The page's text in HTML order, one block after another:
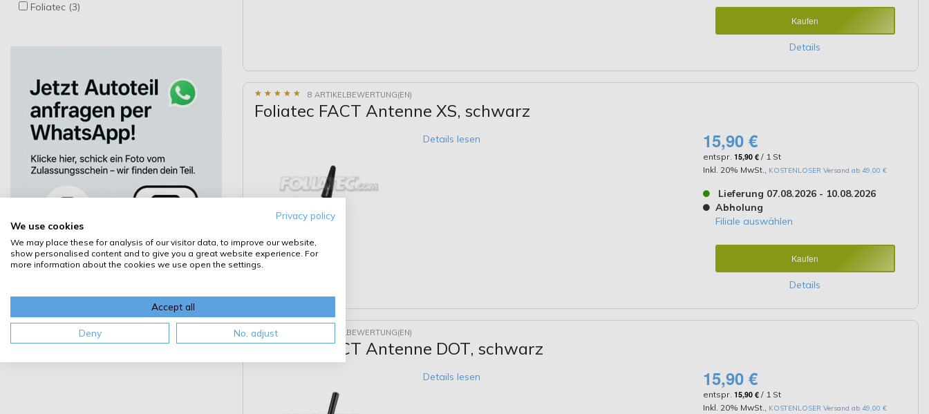
Kaufen
Details
★ ★ ★ ★ ★
★ ★ ★ ★ ★ 8 ARTIKELBEWERTUNG(EN)
Foliatec FACT Antenne XS, schwarz
Details lesen 15,90 €
entspr.15,90 € / 1 St
Inkl. 20% MwSt., KOSTENLOSER Versand ab 49,00 €
Lieferung 07.08.2026 - 10.08.2026
Abholung
Filiale auswählen
Kaufen
Details
★ ★ ★
★ ★ ★ 7 ARTIKELBEWERTUNG(EN)
Foliatec FACT Antenne DOT, schwarz
Details lesen 15,90 €
entspr.15,90 € / 1 St
Inkl. 20% MwSt., KOSTENLOSER Versand ab 49,00 €
Foliatec (3)
Privacy policy
We use cookies
We may place these for analysis of our visitor data, to improve our website,
show personalised content and to give you a great website experience. For
more information about the cookies we use open the settings.
Accept all
Deny No, adjust